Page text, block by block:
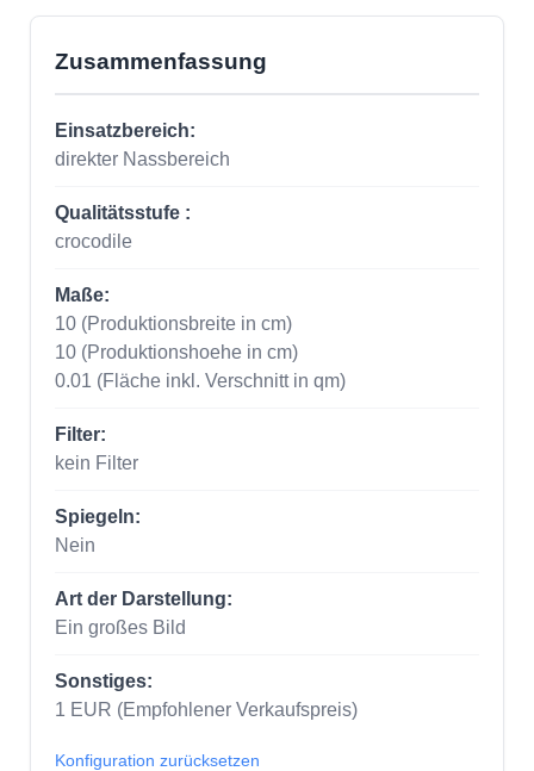
Zusammenfassung
Einsatzbereich:
direkter Nassbereich
Qualitätsstufe :
crocodile
Maße:
10 (Produktionsbreite in cm)
10 (Produktionshoehe in cm)
0.01 (Fläche inkl. Verschnitt in qm)
Filter:
kein Filter
Spiegeln:
Nein
Art der Darstellung:
Ein großes Bild
Sonstiges:
1 EUR (Empfohlener Verkaufspreis)
Konfiguration zurücksetzen